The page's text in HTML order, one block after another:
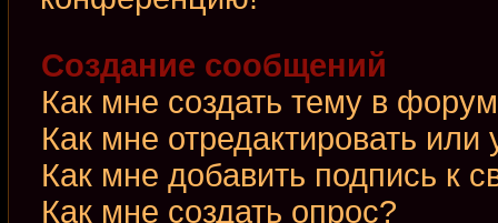
Создание сообщений
Как мне создать тему в
Как мне отредактировать
Как мне добавить подпись к
Как мне создать опрос?